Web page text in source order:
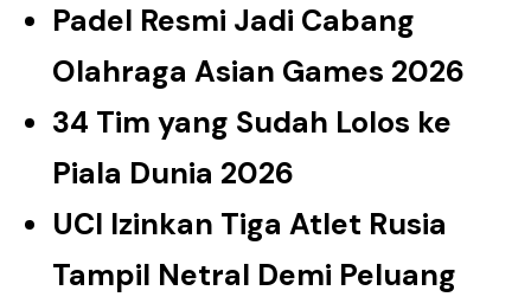
Padel Resmi Jadi Cabang
Olahraga Asian Games 2026
34 Tim yang Sudah Lolos ke
Piala Dunia 2026
UCI Izinkan Tiga Atlet Rusia
Tampil Netral Demi Peluang